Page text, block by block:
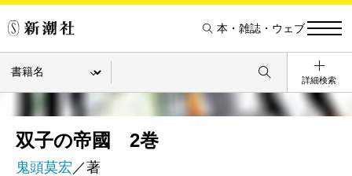
本・雑誌・ウェブ
詳細検索
双子の帝國 2巻
鬼頭莫宏 ／著